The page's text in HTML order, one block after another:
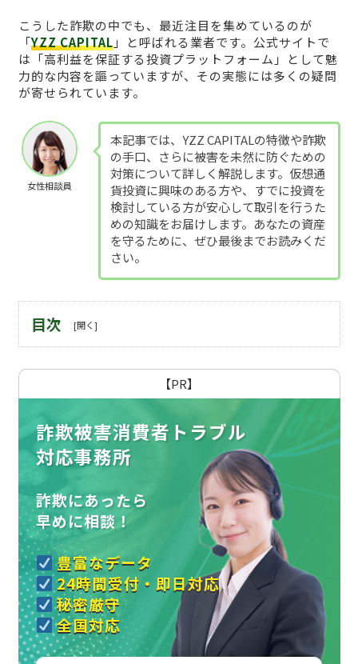
こうした詐欺の中でも、最近注目を集めているのが
「YZZ CAPITAL」と呼ばれる業者です。公式サイトで
は「高利益を保証する投資プラットフォーム」として魅
力的な内容を謳っていますが、その実態には多くの疑問
が寄せられています。
女性相談員
本記事では、YZZ CAPITALの特徴や詐欺
の手口、さらに被害を未然に防ぐための
対策について詳しく解説します。仮想通
貨投資に興味のある方や、すでに投資を
検討している方が安心して取引を行うた
めの知識をお届けします。あなたの資産
を守るために、ぜひ最後までお読みくだ
さい。
目次
【PR】
詐欺被害消費者トラブル
対応事務所
詐欺にあったら
早めに相談！
豊富なデータ
24時間受付・即日対応
秘密厳守
全国対応